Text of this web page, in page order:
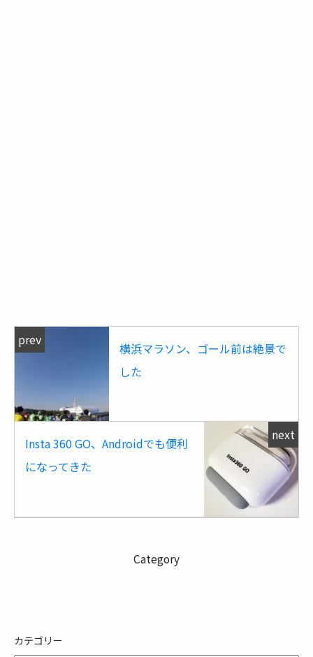
prev
横浜マラソン、ゴール前は絶景で
した
next
Insta 360 GO、Androidでも便利
になってきた
Category
カテゴリー